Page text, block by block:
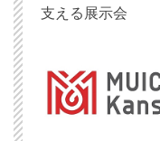
支える展示会